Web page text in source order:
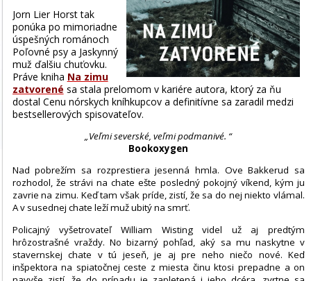
Jorn Lier Horst tak
ponúka po mimoriadne
úspešných románoch
Poľovné psy a Jaskynný
muž ďalšiu chuťovku.
Práve kniha Na zimu
zatvorené sa stala prelomom v kariére autora, ktorý za ňu
dostal Cenu nórskych kníhkupcov a definitívne sa zaradil medzi
bestsellerových spisovateľov.
„Veľmi severské, veľmi podmanivé. “
Bookoxygen
Nad pobrežím sa rozprestiera jesenná hmla. Ove Bakkerud sa
rozhodol, že strávi na chate ešte posledný pokojný víkend, kým ju
zavrie na zimu. Keď tam však príde, zistí, že sa do nej niekto vlámal.
A v susednej chate leží muž ubitý na smrť.
Policajný vyšetrovateľ William Wisting videl už aj predtým
hrôzostrašné vraždy. No bizarný pohľad, aký sa mu naskytne v
stavernskej chate v tú jeseň, je aj pre neho niečo nové. Keď
inšpektora na spiatočnej ceste z miesta činu ktosi prepadne a on